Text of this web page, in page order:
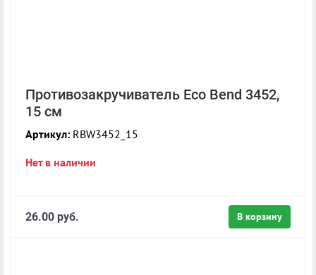
Противозакручиватель Eco Bend 3452,
15 см
Артикул: RBW3452_15
Нет в наличии
В корзину
26.00 руб.